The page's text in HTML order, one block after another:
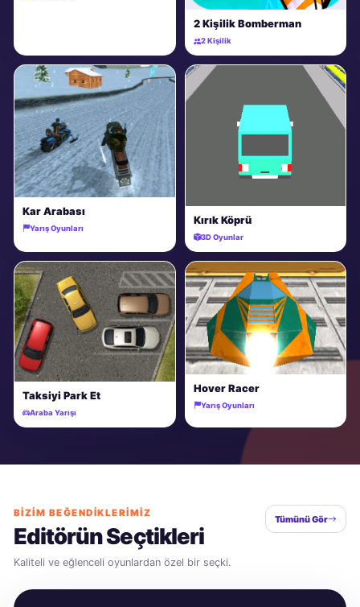
2 Kişilik Bomberman
2 Kişilik
Kar Arabası
Yarış Oyunları
Kırık Köprü
3D Oyunlar
Taksiyi Park Et
Araba Yarışı
Hover Racer
Yarış Oyunları
BIZIM BEĞENDIKLERIMIZ
Editörün Seçtikleri
Kaliteli ve eğlenceli oyunlardan özel bir seçki.
Tümünü Gör